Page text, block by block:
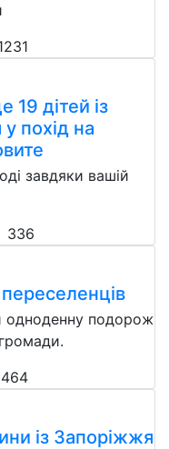
дітей із
похід на
завдяки вашій
336
одноденну подорож
464
із Запоріжжя